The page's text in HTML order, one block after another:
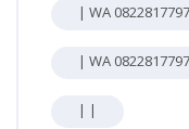
| WA
| WA
| |